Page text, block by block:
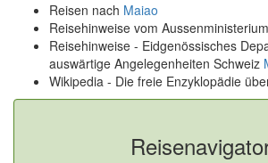
Reisen nach Maiao
Reisehinweise vom
Reisehinweise - Eidgenössisches
auswärtige Angelegenheiten Schweiz
Wikipedia - Die freie Enzyklopädie